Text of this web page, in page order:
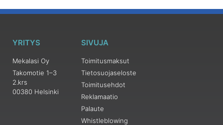
YRITYS
Mekalasi Oy
Takomotie 1–3
2.krs
00380 Helsinki
SIVUJA
Toimitusmaksut
Tietosuojaseloste
Toimitusehdot
Reklamaatio
Palaute
Whistleblowing